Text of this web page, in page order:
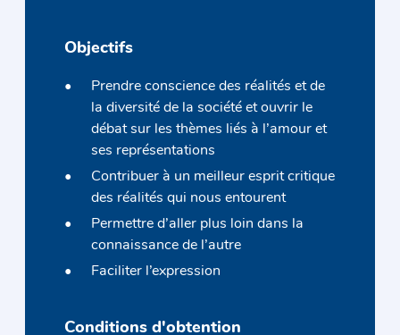
Objectifs
Prendre conscience des réalités et de
la diversité de la société et ouvrir le
débat sur les thèmes liés à l’amour et
ses représentations
Contribuer à un meilleur esprit critique
des réalités qui nous entourent
Permettre d’aller plus loin dans la
connaissance de l’autre
Faciliter l’expression
Conditions d'obtention